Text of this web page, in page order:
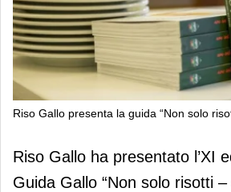
Riso Gallo presenta la guida “Non solo
Riso Gallo presenta la
solo risotti”
Riso Gallo ha presentato l’XI
Guida Gallo “Non solo risotti